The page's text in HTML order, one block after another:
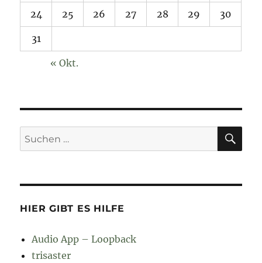
24 25 26 27 28 29 30
31
« Okt.
Suchen
nach:
HIER GIBT ES HILFE
Audio App – Loopback
trisaster